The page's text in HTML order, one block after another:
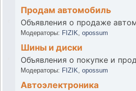
Продам автомобиль
Объявления о продаже
Модераторы: FIZIK,opossum
Шины и диски
Объявления о покупке и
Модераторы: FIZIK,opossum
Автоэлектроника